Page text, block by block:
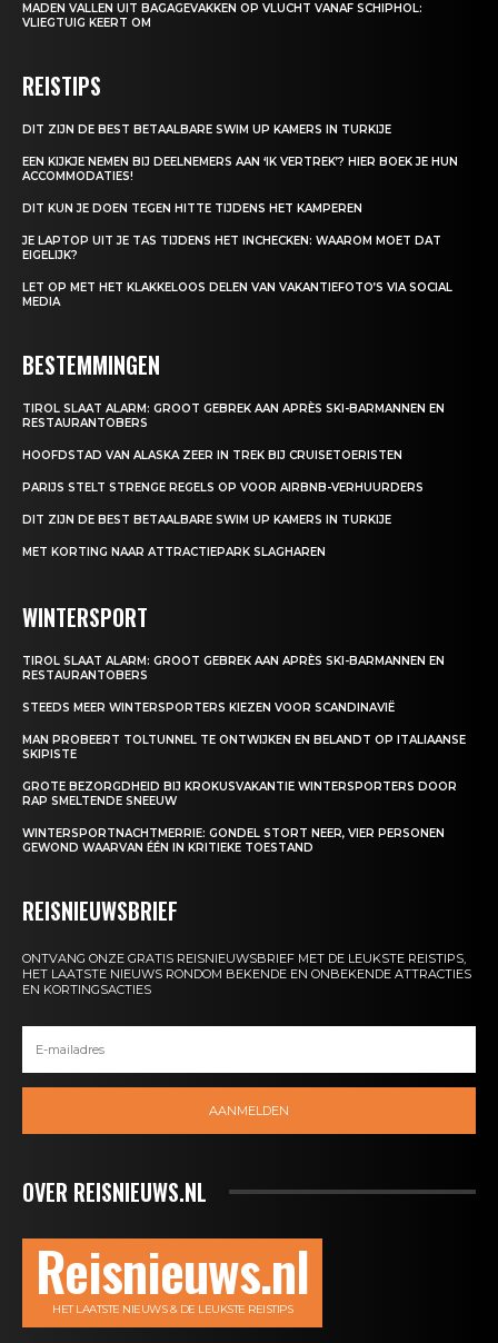
MADEN VALLEN UIT BAGAGEVAKKEN OP VLUCHT VANAF SCHIPHOL:
VLIEGTUIG KEERT OM
REISTIPS
DIT ZIJN DE BEST BETAALBARE SWIM UP KAMERS IN TURKIJE
EEN KIJKJE NEMEN BIJ DEELNEMERS AAN ‘IK VERTREK’? HIER BOEK JE HUN
ACCOMMODATIES!
DIT KUN JE DOEN TEGEN HITTE TIJDENS HET KAMPEREN
JE LAPTOP UIT JE TAS TIJDENS HET INCHECKEN: WAAROM MOET DAT
EIGELIJK?
LET OP MET HET KLAKKELOOS DELEN VAN VAKANTIEFOTO’S VIA SOCIAL
MEDIA
BESTEMMINGEN
TIROL SLAAT ALARM: GROOT GEBREK AAN APRÈS SKI-BARMANNEN EN
RESTAURANTOBERS
HOOFDSTAD VAN ALASKA ZEER IN TREK BIJ CRUISETOERISTEN
PARIJS STELT STRENGE REGELS OP VOOR AIRBNB-VERHUURDERS
DIT ZIJN DE BEST BETAALBARE SWIM UP KAMERS IN TURKIJE
MET KORTING NAAR ATTRACTIEPARK SLAGHAREN
WINTERSPORT
TIROL SLAAT ALARM: GROOT GEBREK AAN APRÈS SKI-BARMANNEN EN
RESTAURANTOBERS
STEEDS MEER WINTERSPORTERS KIEZEN VOOR SCANDINAVIË
MAN PROBEERT TOLTUNNEL TE ONTWIJKEN EN BELANDT OP ITALIAANSE
SKIPISTE
GROTE BEZORGDHEID BIJ KROKUSVAKANTIE WINTERSPORTERS DOOR
RAP SMELTENDE SNEEUW
WINTERSPORTNACHTMERRIE: GONDEL STORT NEER, VIER PERSONEN
GEWOND WAARVAN ÉÉN IN KRITIEKE TOESTAND
REISNIEUWSBRIEF
ONTVANG ONZE GRATIS REISNIEUWSBRIEF MET DE LEUKSTE REISTIPS,
HET LAATSTE NIEUWS RONDOM BEKENDE EN ONBEKENDE ATTRACTIES
EN KORTINGSACTIES
AANMELDEN
OVER REISNIEUWS.NL
Reisnieuws.nl
HET LAATSTE NIEUWS & DE LEUKSTE REISTIPS